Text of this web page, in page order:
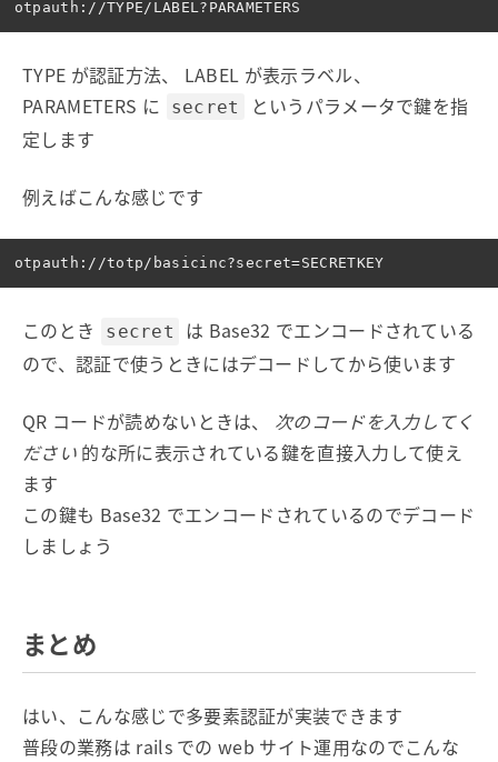
TYPE が認証方法、 LABEL が表示ラベル、
PARAMETERS に
secret
というパラメータで鍵を指
定します
例えばこんな感じです
このとき secret
は Base32 でエンコードされている
ので、認証で使うときにはデコードしてから使います
QR コードが読めないときは、 次のコードを入力してく
ださい的な所に表示されている鍵を直接入力して使え
ます
この鍵も Base32 でエンコードされているのでデコード
しましょう
まとめ
はい、こんな感じで多要素認証が実装できます
普段の業務は rails での web サイト運用なのでこんな